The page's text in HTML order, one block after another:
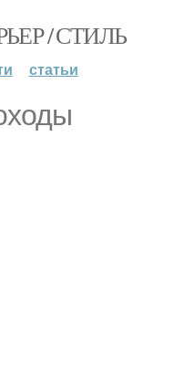
/ СТИЛЬ
статьи